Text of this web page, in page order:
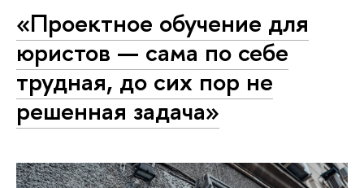
«Проектное обучение для
юристов — сама по себе
трудная, до сих пор не
решенная задача»